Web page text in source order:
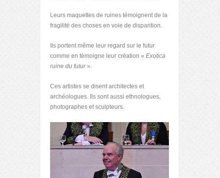
Leurs maquettes de ruines témoignent de la
fragilité des choses en voie de disparition.
Ils portent même leur regard sur le futur
comme en témoigne leur création « Exotica
ruine du futur».
Ces artistes se disent architectes et
archéologues. Ils sont aussi ethnologues,
photographes et sculpteurs.